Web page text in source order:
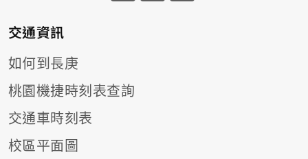
交通資訊
如何到長庚
桃園機捷時刻表查詢
交通車時刻表
校區平面圖